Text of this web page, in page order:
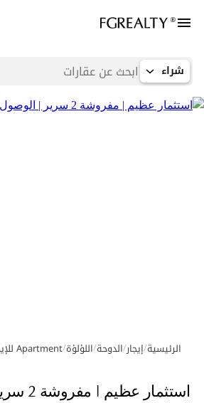
شراء
معرض الصور جولة افتراضية
الرئيسية/إيجار/الدوحة/اللؤلؤة/Apartment للإيجار في فيفا بحرية